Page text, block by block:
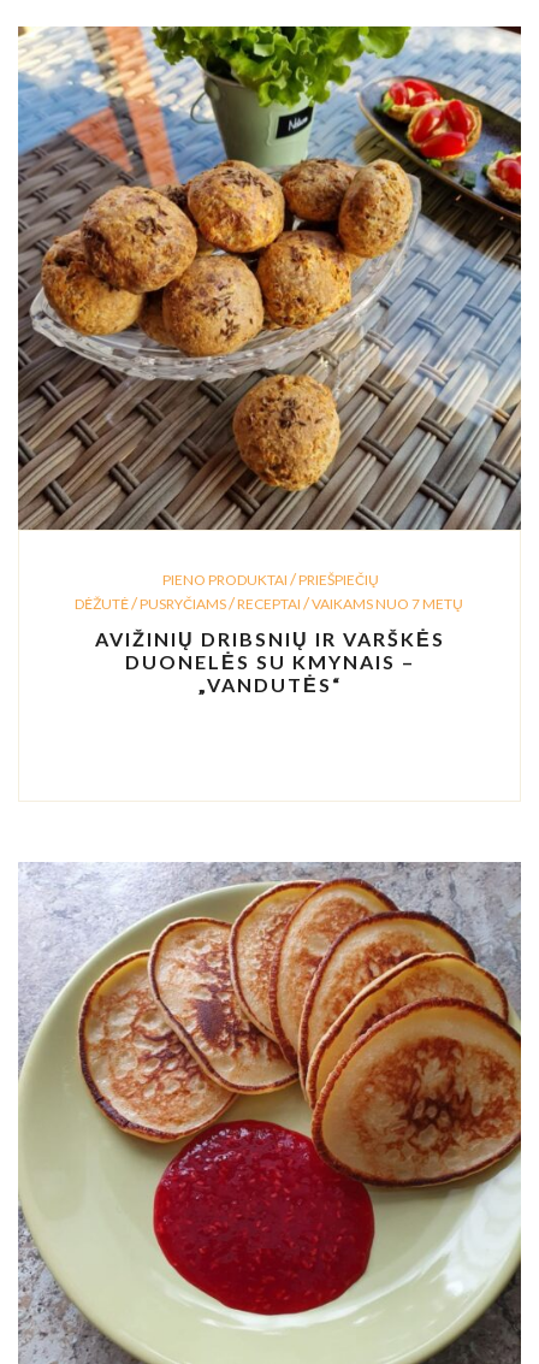
PIENO PRODUKTAI /PRIEŠPIEČIŲ
DĖŽUTĖ/PUSRYČIAMS/RECEPTAI /VAIKAMS NUO 7 METŲ
AVIŽINIŲ DRIBSNIŲ IR VARŠKĖS
DUONELĖS SU KMYNAIS –
„VANDUTĖS“